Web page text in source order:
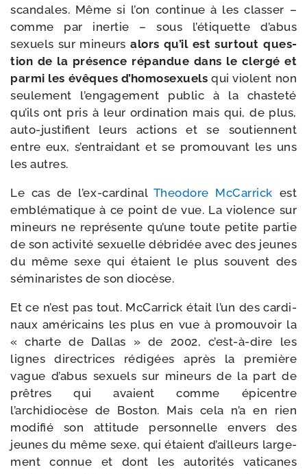
scan­dales. Même si l’on conti­nue à les clas­ser –
comme par iner­tie – sous l’étiquette d’abus
sexuels sur mineursalors qu’il est sur­tout ques­
tion de la pré­sence répan­due dans le cler­gé et
par­mi les évêques d’homosexuels qui violent non
seule­ment l’engagement public à la chas­te­té
qu’ils ont pris à leur ordi­na­tion mais qui, de plus,
auto-​justifient leurs actions et se sou­tiennent
entre eux, s’entraidant et se pro­mou­vant les uns
les autres.
Le cas de l’ex-cardinal Theodore McCarrick est
emblé­ma­tique à ce point de vue. La vio­lence sur
mineurs ne repré­sente qu’une toute petite par­tie
de son acti­vi­té sexuelle débri­dée avec des jeunes
du même sexe qui étaient le plus sou­vent des
sémi­na­ristes de son diocèse.
Et ce n’est pas tout. McCarrick était l’un des car­di­
naux amé­ri­cains les plus en vue à pro­mou­voir la
« charte de Dallas » de 2002, c’est-à-dire les
lignes direc­trices rédi­gées après la pre­mière
vague d’abus sexuels sur mineurs de la part de
prêtres qui avaient comme épi­centre
l’archidiocèse de Boston. Mais cela n’a en rien
modi­fié son atti­tude per­son­nelle envers des
jeunes du même sexe, qui étaient d’ailleurs lar­ge­
ment connue et dont les auto­ri­tés vati­canes